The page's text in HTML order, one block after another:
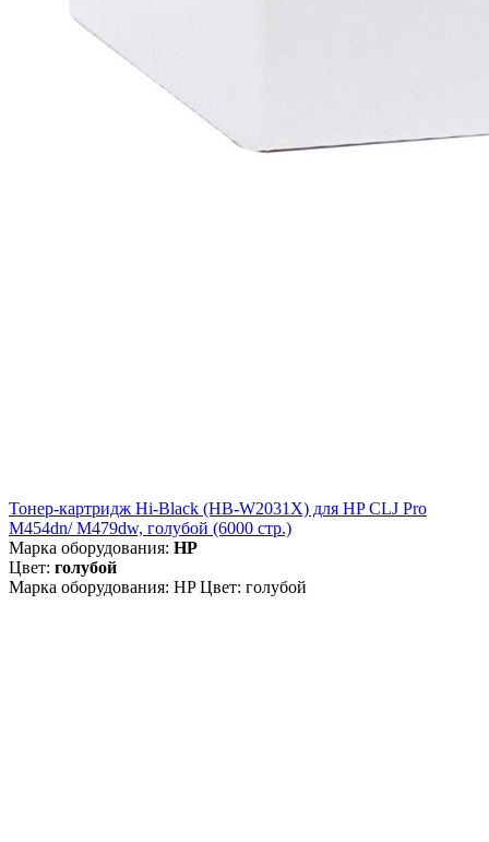
Тонер-картридж Hi-Black (HB-W2031X) для HP CLJ Pro
M454dn/ M479dw, голубой (6000 стр.)
Марка оборудования: HP
Цвет: голубой
Марка оборудования: HP Цвет: голубой